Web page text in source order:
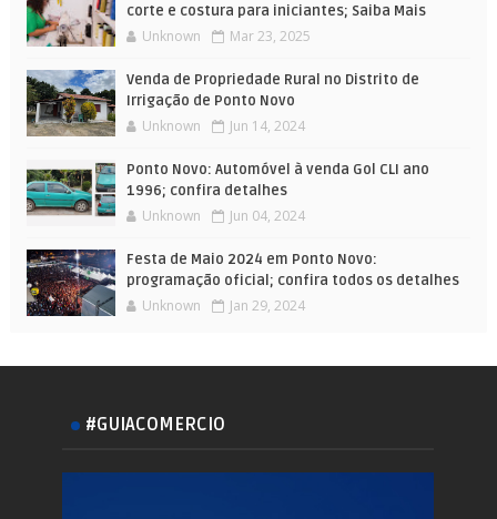
corte e costura para iniciantes; Saiba Mais
Unknown Mar 23, 2025
Venda de Propriedade Rural no Distrito de
Irrigação de Ponto Novo
Unknown Jun 14, 2024
Ponto Novo: Automóvel à venda Gol CLI ano
1996; confira detalhes
Unknown Jun 04, 2024
Festa de Maio 2024 em Ponto Novo:
programação oficial; confira todos os detalhes
Unknown Jan 29, 2024
#GUIACOMERCIO